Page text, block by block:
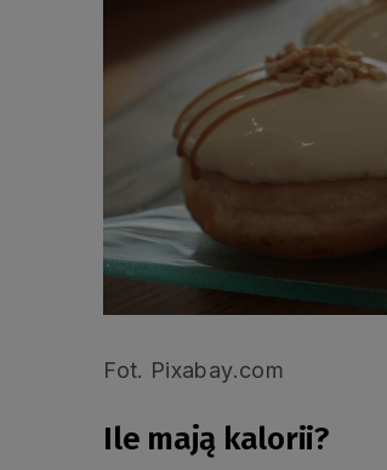
Fot. Pixabay.com
Ile mają kalorii?